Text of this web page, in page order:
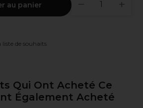
au panier
de souhaits
Qui Ont Acheté Ce
Également Acheté